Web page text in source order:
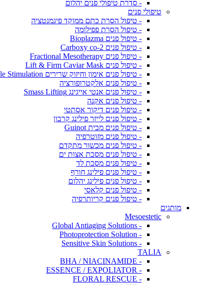
- סדרת טיפולי פנים יהלום
טיפולי פנים
- טיפול הסרת כתם ממוקד פיגמנטציה
- טיפול הסרת פפילומה
- טיפול פנים Bioplazma
- טיפול פנים Carboxy co-2
- טיפול פנים Fractional Mesotherapy
- טיפול פנים Lift & Firm Caviar Mask
- טיפול פנים אימון וחיזוק שרירים Muscle Stimulation
- טיפול פנים אלקטרופורציה
- טיפול פנים אנטי אייגינג Smass Lifting
- טיפול פנים אקנה
- טיפול פנים דיקור אסתטי
- טיפול פנים לייזר פילינג קרבון
- טיפול פנים מבית Guinot
- טיפול פנים מזוטרפיה
- טיפול פנים מכשור מתקדם
- טיפול פנים מסכת אצות ים
- טיפול פנים מסכת לד
- טיפול פנים פילינג חורף
- טיפול פנים פילינג יהלום
- טיפול פנים קלאסי
- טיפול פנים קריותרפיה
מותגים
Mesoestetic
- Global Antiaging Solutions
- Photoprotection Solution
- Sensitive Skin Solutions
TALIA
- BHA / NIACINAMIDE
- ESSENCE / EXPOLIATOR
- FLORAL RESCUE